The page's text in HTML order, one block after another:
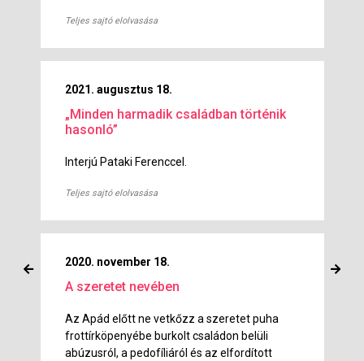
Teljes sajtó elolvasása
2021. augusztus 18.
„Minden harmadik családban történik
hasonló”
Interjú Pataki Ferenccel.
Teljes sajtó elolvasása
2020. november 18.
A szeretet nevében
Az Apád előtt ne vetkőzz a szeretet puha
frottírköpenyébe burkolt családon belüli
abúzusról, a pedofíliáról és az elfordított